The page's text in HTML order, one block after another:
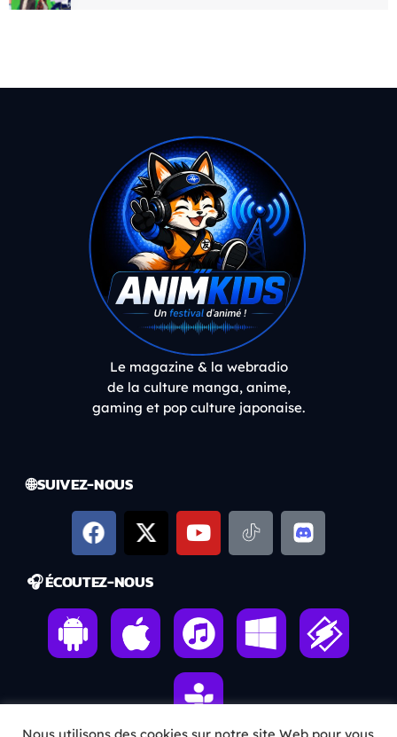
Le magazine & la webradio
de la culture manga, anime,
gaming et pop culture japonaise.
🌐 SUIVEZ-NOUS
🎧 ÉCOUTEZ-NOUS